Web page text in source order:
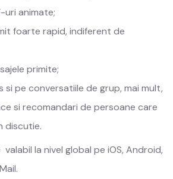
uri animate;
foarte rapid, indiferent de
primite;
pe conversatiile de grup, mai mult,
si recomandari de persoane care
discutie.
valabil la nivel global pe iOS, Android,